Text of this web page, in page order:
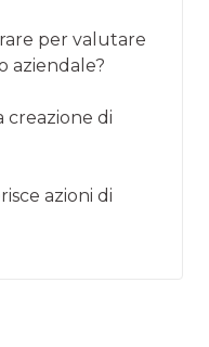
per valutare
aziendale?
creazione di
azioni di